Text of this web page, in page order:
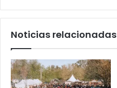
Noticias relacionadas